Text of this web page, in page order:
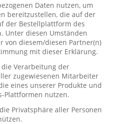
Daten nutzen, um
bereitzustellen, die auf der
der Bestellplattform des
Unter diesen Umständen
von diesem/diesen Partner(n)
mit dieser Erklärung.
Verarbeitung der
zugewiesenen Mitarbeiter
eines unserer Produkte und
Plattformen nutzen.
Privatsphäre aller Personen